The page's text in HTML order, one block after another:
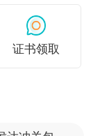
，还赠纸质
点击这里报
化与调整，
考，如有异
证书领取